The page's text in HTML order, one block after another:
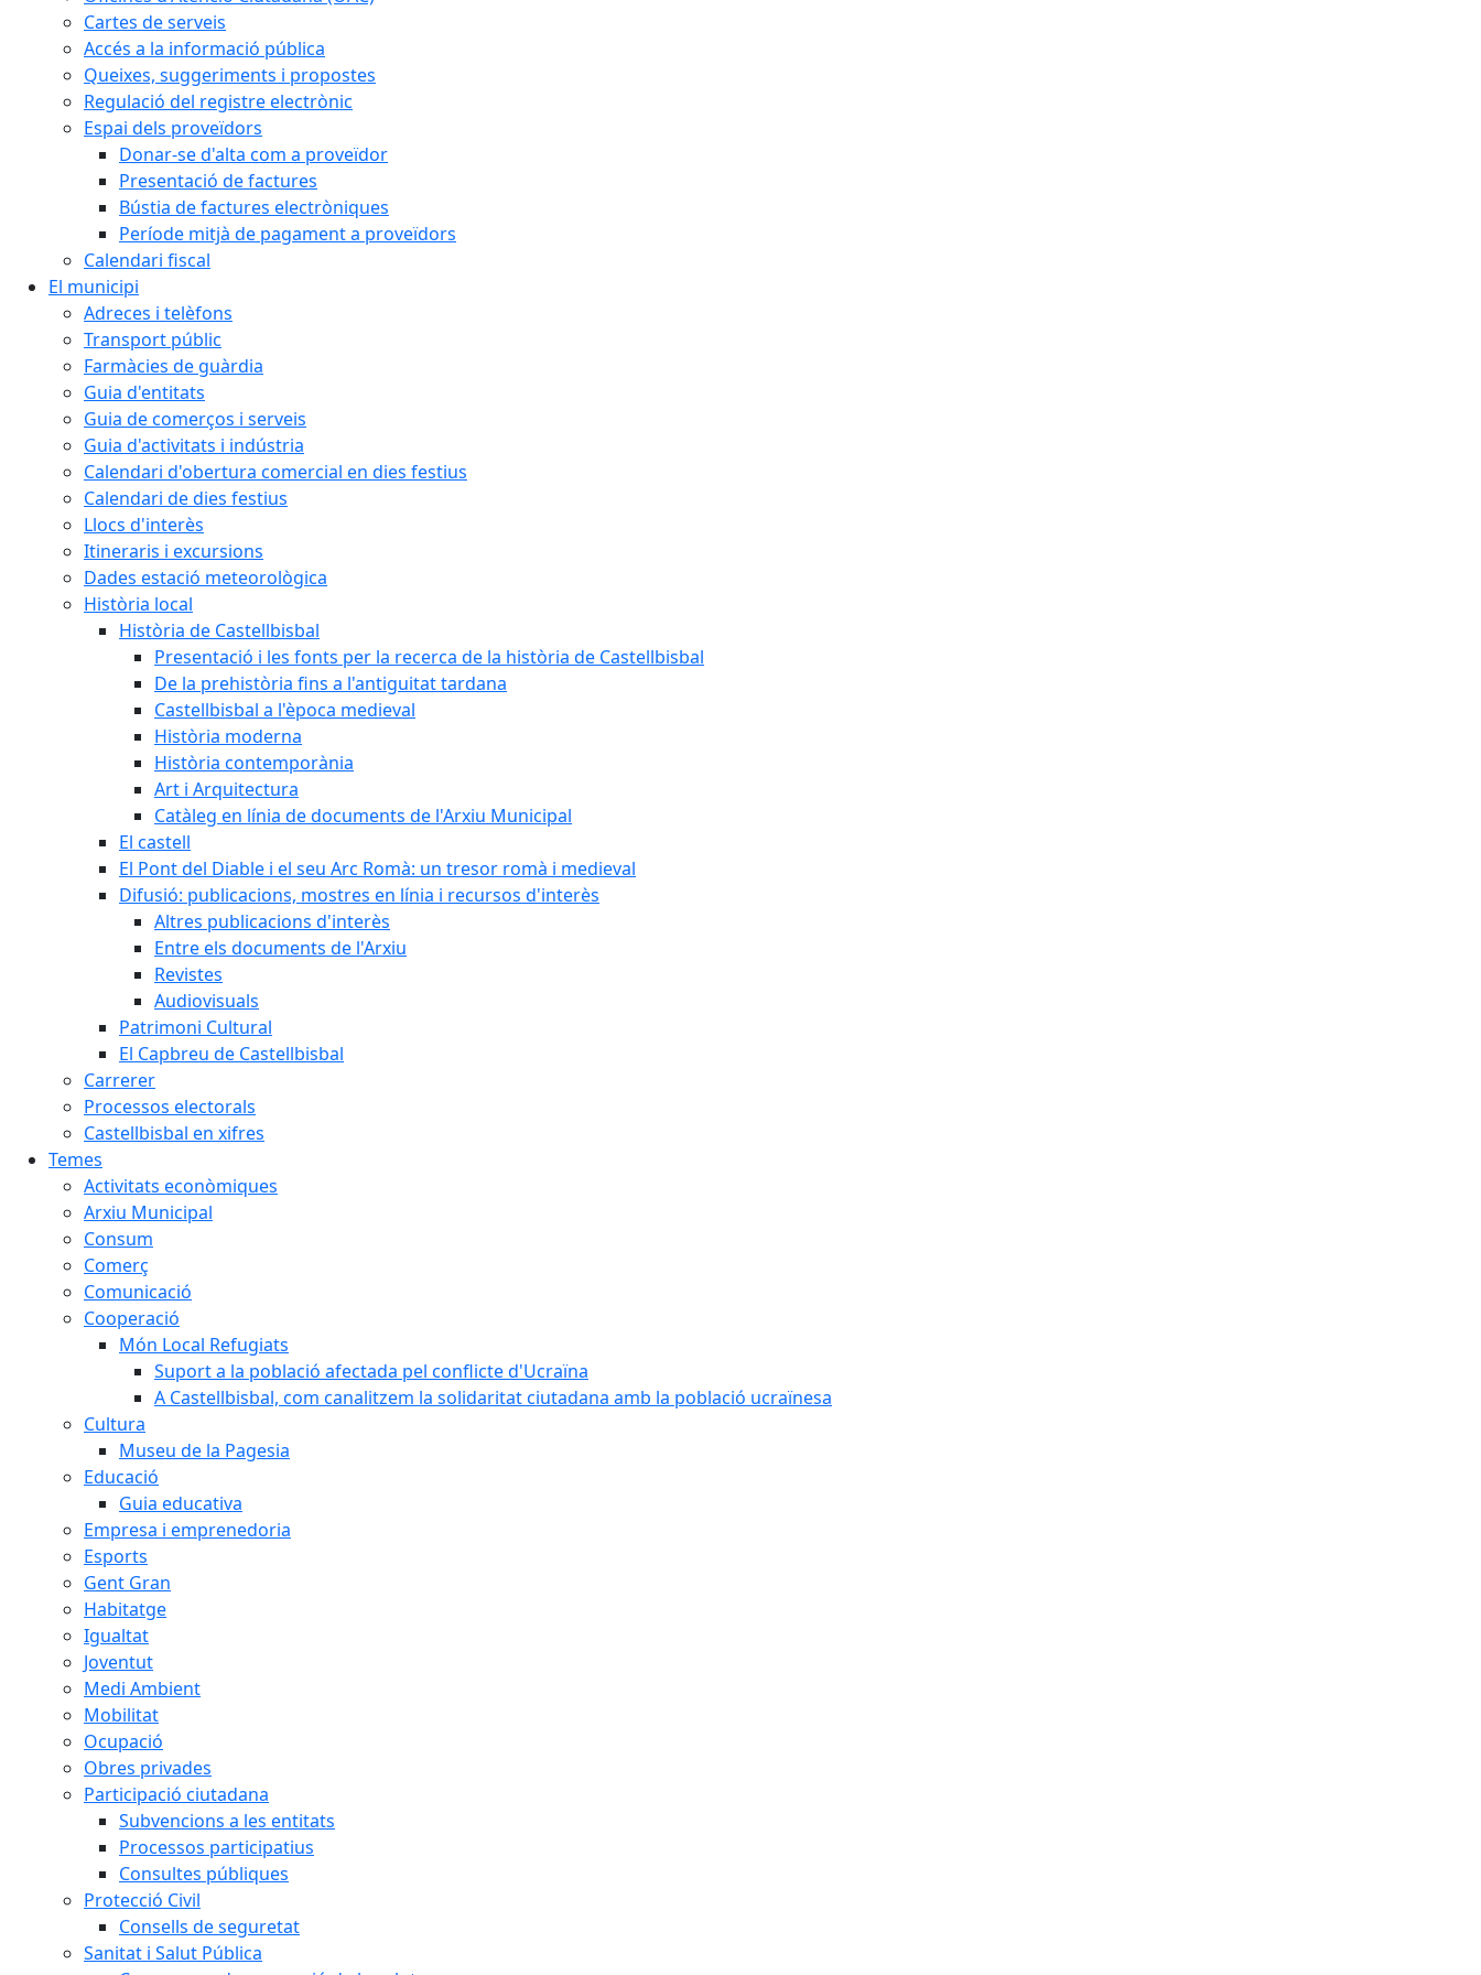
Cartes de serveis
Accés a la informació pública
Queixes, suggeriments i propostes
Regulació del registre electrònic
Espai dels proveïdors
Donar-se d'alta com a proveïdor
Presentació de factures
Bústia de factures electròniques
Període mitjà de pagament a proveïdors
Calendari fiscal
El municipi
Adreces i telèfons
Transport públic
Farmàcies de guàrdia
Guia d'entitats
Guia de comerços i serveis
Guia d'activitats i indústria
Calendari d'obertura comercial en dies festius
Calendari de dies festius
Llocs d'interès
Itineraris i excursions
Dades estació meteorològica
Història local
Història de Castellbisbal
Presentació i les fonts per la recerca de la història de Castellbisbal
De la prehistòria fins a l'antiguitat tardana
Castellbisbal a l'època medieval
Història moderna
Història contemporània
Art i Arquitectura
Catàleg en línia de documents de l'Arxiu Municipal
El castell
El Pont del Diable i el seu Arc Romà: un tresor romà i medieval
Difusió: publicacions, mostres en línia i recursos d'interès
Altres publicacions d'interès
Entre els documents de l'Arxiu
Revistes
Audiovisuals
Patrimoni Cultural
El Capbreu de Castellbisbal
Carrerer
Processos electorals
Castellbisbal en xifres
Temes
Activitats econòmiques
Arxiu Municipal
Consum
Comerç
Comunicació
Cooperació
Món Local Refugiats
Suport a la població afectada pel conflicte d'Ucraïna
A Castellbisbal, com canalitzem la solidaritat ciutadana amb la població ucraïnesa
Cultura
Museu de la Pagesia
Educació
Guia educativa
Empresa i emprenedoria
Esports
Gent Gran
Habitatge
Igualtat
Joventut
Medi Ambient
Mobilitat
Ocupació
Obres privades
Participació ciutadana
Subvencions a les entitats
Processos participatius
Consultes públiques
Protecció Civil
Consells de seguretat
Sanitat i Salut Pública